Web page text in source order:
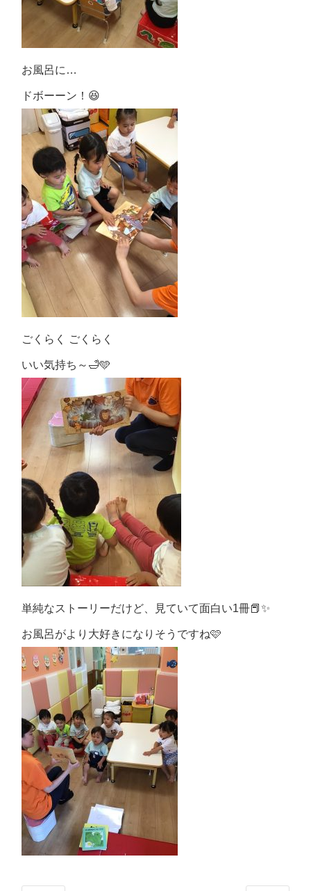
お風呂に…
ドボーーン！😆
ごくらく ごくらく
いい気持ち～🛁🩵
単純なストーリーだけど、見ていて面白い1冊📕✨
お風呂がより大好きになりそうですね🩷